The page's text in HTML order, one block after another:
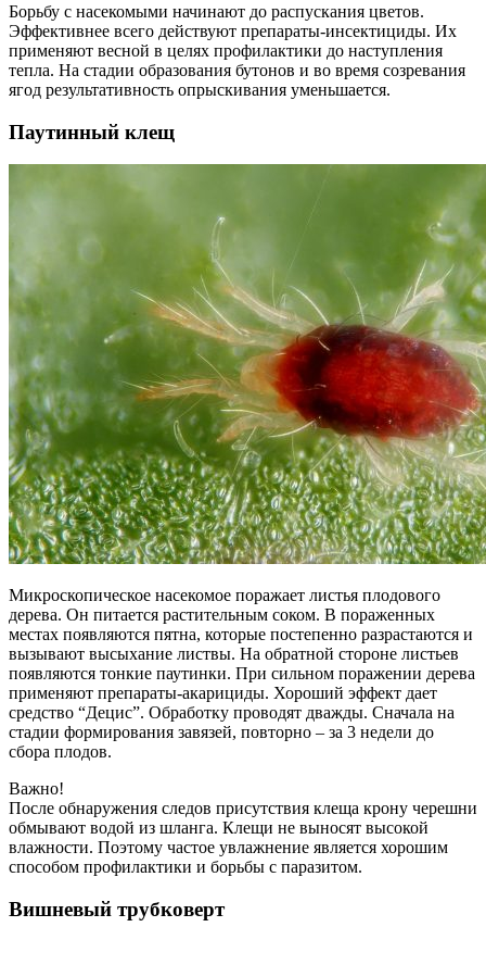
Борьбу с насекомыми начинают до распускания цветов.
Эффективнее всего действуют препараты-инсектициды. Их
применяют весной в целях профилактики до наступления
тепла. На стадии образования бутонов и во время созревания
ягод результативность опрыскивания уменьшается.
Паутинный клещ
Микроскопическое насекомое поражает листья плодового
дерева. Он питается растительным соком. В пораженных
местах появляются пятна, которые постепенно разрастаются и
вызывают высыхание листвы. На обратной стороне листьев
появляются тонкие паутинки. При сильном поражении дерева
применяют препараты-акарициды. Хороший эффект дает
средство “Децис”. Обработку проводят дважды. Сначала на
стадии формирования завязей, повторно – за 3 недели до
сбора плодов.
Важно!
После обнаружения следов присутствия клеща крону черешни
обмывают водой из шланга. Клещи не выносят высокой
влажности. Поэтому частое увлажнение является хорошим
способом профилактики и борьбы с паразитом.
Вишневый трубковерт